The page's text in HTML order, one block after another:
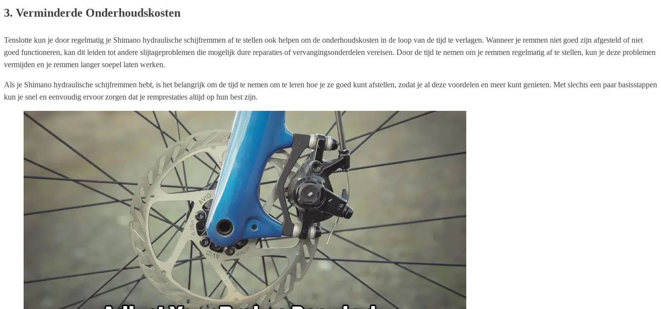
3. Verminderde Onderhoudskosten
Tenslotte kun je door regelmatig je Shimano hydraulische schijfremmen af te stellen ook helpen om de onderhoudskosten in de loop van de tijd te verlagen. Wanneer je remmen niet goed zijn afgesteld of niet
goed functioneren, kan dit leiden tot andere slijtageproblemen die mogelijk dure reparaties of vervangingsonderdelen vereisen. Door de tijd te nemen om je remmen regelmatig af te stellen, kun je deze problemen
vermijden en je remmen langer soepel laten werken.
Als je Shimano hydraulische schijfremmen hebt, is het belangrijk om de tijd te nemen om te leren hoe je ze goed kunt afstellen, zodat je al deze voordelen en meer kunt genieten. Met slechts een paar basisstappen
kun je snel en eenvoudig ervoor zorgen dat je remprestaties altijd op hun best zijn.